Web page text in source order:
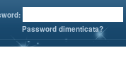
Password dimenticata?